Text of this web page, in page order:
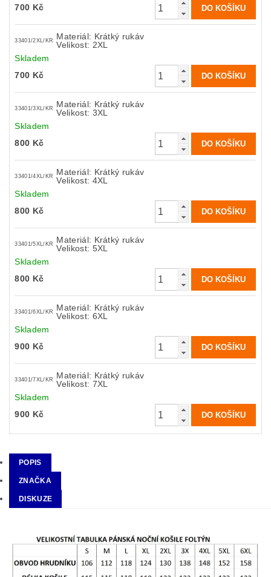
700 Kč
33401/2XL/KR
Materiál: Krátký rukáv
Velikost: 2XL
Skladem
700 Kč
33401/3XL/KR
Materiál: Krátký rukáv
Velikost: 3XL
Skladem
800 Kč
33401/4XL/KR
Materiál: Krátký rukáv
Velikost: 4XL
Skladem
800 Kč
33401/5XL/KR
Materiál: Krátký rukáv
Velikost: 5XL
Skladem
800 Kč
33401/6XL/KR
Materiál: Krátký rukáv
Velikost: 6XL
Skladem
900 Kč
33401/7XL/KR
Materiál: Krátký rukáv
Velikost: 7XL
Skladem
900 Kč
POPIS
ZNAČKA
DISKUZE